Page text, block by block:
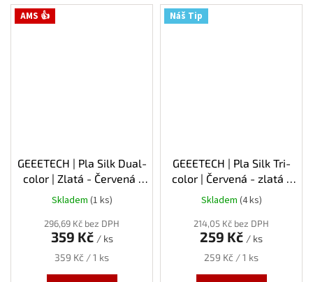
AMS 👍
GEEETECH | Pla Silk Dual-
color | Zlatá - Červená |
1.75mm | 1kg
Skladem (1 ks)
296,69 Kč bez DPH
359 Kč / ks
Měrná
359 Kč / 1 ks
Náš Tip
GEEETECH | Pla Silk Tri-
color | Červená - zlatá -
černá | 1.75mm | 1kg
Skladem (4 ks)
214,05 Kč bez DPH
259 Kč / ks
Měrná
259 Kč / 1 ks